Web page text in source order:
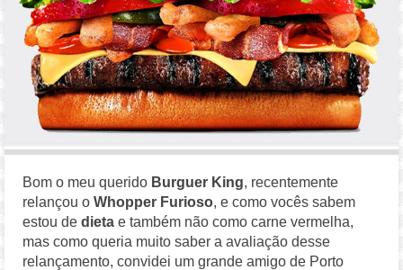
Bom o meu querido Burguer King, recentemente
relançou oWhopper Furioso, e como vocês sabem
estou dedieta e também não como carne vermelha,
mas como queria muito saber a avaliação desse
relançamento, convidei um grande amigo de Porto